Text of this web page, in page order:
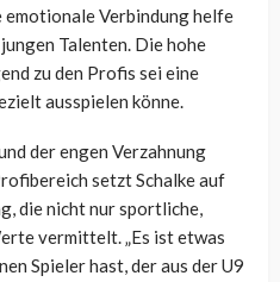
emotionale Verbindung helfe
Talenten. Die hohe
zu den Profis sei eine
ausspielen könne.
der engen Verzahnung
setzt Schalke auf
die nicht nur sportliche,
vermittelt. „Es ist etwas
Spieler hast, der aus der U9